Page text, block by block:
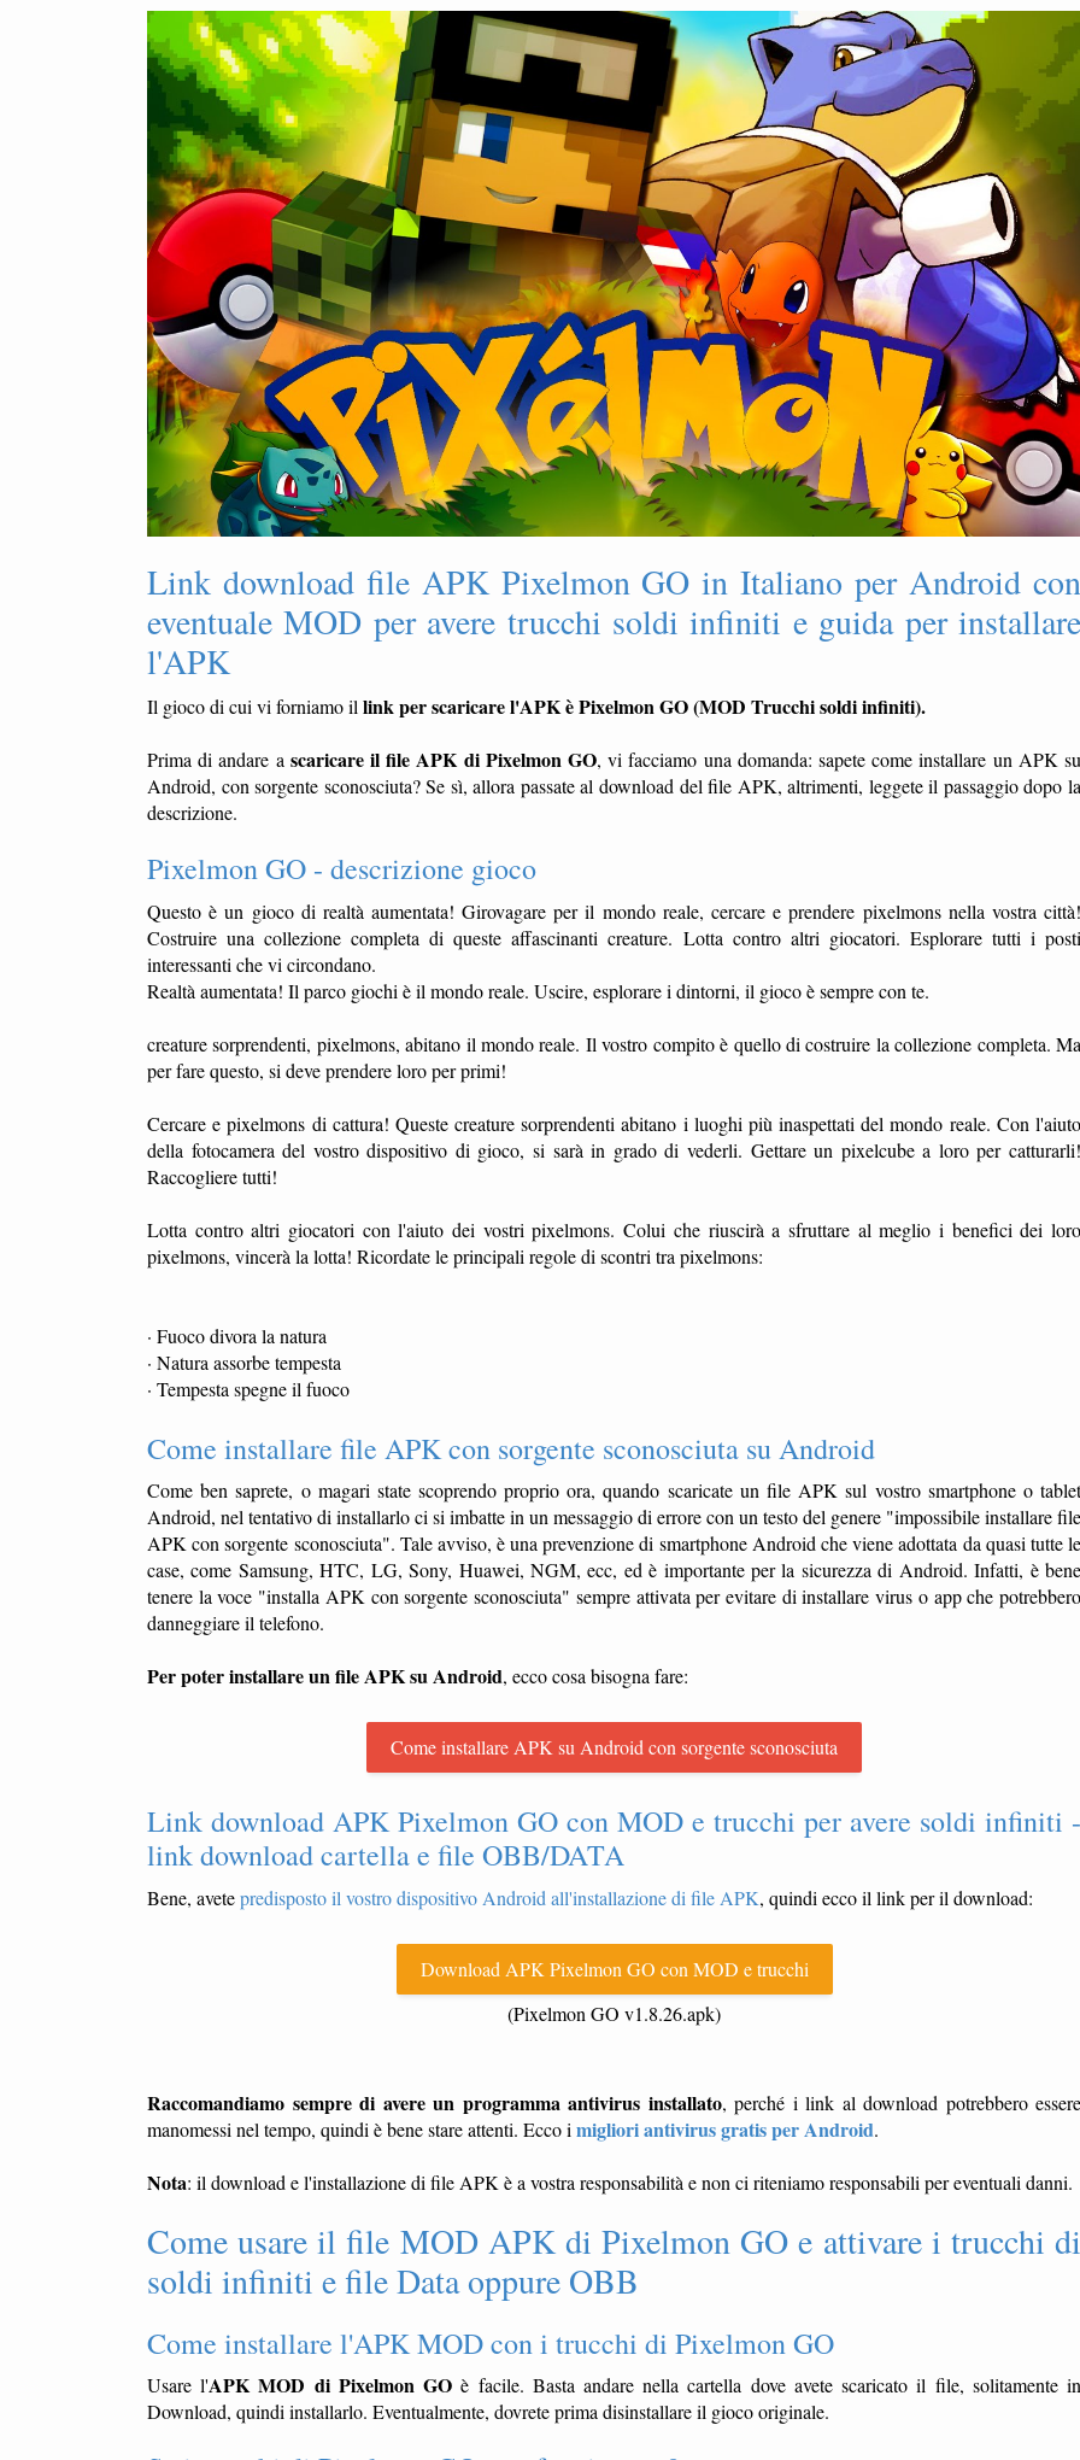
Link download file APK Pixelmon GO in Italiano per Android con
eventuale MOD per avere trucchi soldi infiniti e guida per installare
l'APK
Il gioco di cui vi forniamo illink per scaricare l'APK è Pixelmon GO (MOD Trucchi soldi infiniti).
Prima di andare a scaricare il file APK di Pixelmon GO, vi facciamo una domanda: sapete come installare un APK
Android, con sorgente sconosciuta? Se sì, allora passate al download del file APK, altrimenti, leggete il passaggio dopo la
descrizione.
Pixelmon GO - descrizione gioco
Questo è un gioco di realtà aumentata! Girovagare per il mondo reale, cercare e prendere pixelmons nella vostra città!
Costruire una collezione completa di queste affascinanti creature. Lotta contro altri giocatori. Esplorare tutti i posti
interessanti che vi circondano.
Realtà aumentata! Il parco giochi è il mondo reale. Uscire, esplorare i dintorni, il gioco è sempre con te.
creature sorprendenti, pixelmons, abitano il mondo reale. Il vostro compito è quello di costruire la collezione completa. Ma
per fare questo, si deve prendere loro per primi!
Cercare e pixelmons di cattura! Queste creature sorprendenti abitano i luoghi più inaspettati del mondo reale. Con l'aiuto
della fotocamera del vostro dispositivo di gioco, si sarà in grado di vederli. Gettare un pixelcube a loro per catturarli!
Raccogliere tutti!
Lotta contro altri giocatori con l'aiuto dei vostri pixelmons. Colui che riuscirà a sfruttare al meglio i benefici dei loro
pixelmons, vincerà la lotta! Ricordate le principali regole di scontri tra pixelmons:
· Fuoco divora la natura
· Natura assorbe tempesta
· Tempesta spegne il fuoco
Come installare file APK con sorgente sconosciuta su Android
Come ben saprete, o magari state scoprendo proprio ora, quando scaricate un file APK sul vostro smartphone o tablet
Android, nel tentativo di installarlo ci si imbatte in un messaggio di errore con un testo del genere "impossibile installare file
APK con sorgente sconosciuta". Tale avviso, è una prevenzione di smartphone Android che viene adottata da quasi tutte le
case, come Samsung, HTC, LG, Sony, Huawei, NGM, ecc, ed è importante per la sicurezza di Android. Infatti, è bene
tenere la voce "installa APK con sorgente sconosciuta" sempre attivata per evitare di installare virus o app che potrebbero
danneggiare il telefono.
Per poter installare un file APK su Android, ecco cosa bisogna fare:
Come installare APK su Android con sorgente sconosciuta
Link download APK Pixelmon GO con MOD e trucchi per avere soldi infiniti -
link download cartella e file OBB/DATA
Bene, avetepredisposto il vostro dispositivo Android all'installazione di file APK, quindi ecco il link per il download:
Download APK Pixelmon GO con MOD e trucchi
(Pixelmon GO v1.8.26.apk)
Raccomandiamo sempre di avere un programma antivirus installato, perché i link al download potrebbero essere
manomessi nel tempo, quindi è bene stare attenti. Ecco i migliori antivirus gratis per Android.
Nota: il download e l'installazione di file APK è a vostra responsabilità e non ci riteniamo responsabili per eventuali danni.
Come usare il file MOD APK di Pixelmon GO e attivare i trucchi di
soldi infiniti e file Data oppure OBB
Come installare l'APK MOD con i trucchi di Pixelmon GO
Usare l'APK MOD di Pixelmon GO è facile. Basta andare nella cartella dove avete scaricato il file, solitamente
Download, quindi installarlo. Eventualmente, dovrete prima disinstallare il gioco originale.